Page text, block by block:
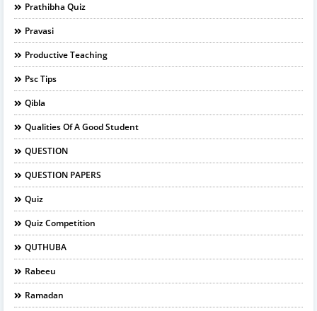
Prathibha Quiz
Pravasi
Productive Teaching
Psc Tips
Qibla
Qualities Of A Good Student
QUESTION
QUESTION PAPERS
Quiz
Quiz Competition
QUTHUBA
Rabeeu
Ramadan